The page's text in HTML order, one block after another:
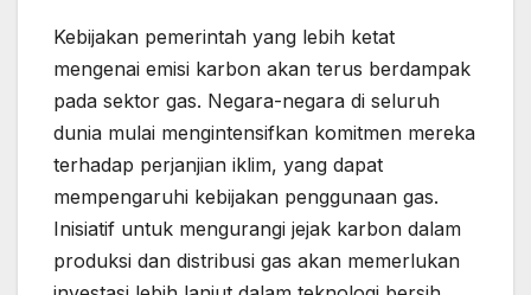
Kebijakan pemerintah yang lebih ketat
mengenai emisi karbon akan terus berdampak
pada sektor gas. Negara-negara di seluruh
dunia mulai mengintensifkan komitmen mereka
terhadap perjanjian iklim, yang dapat
mempengaruhi kebijakan penggunaan gas.
Inisiatif untuk mengurangi jejak karbon dalam
produksi dan distribusi gas akan memerlukan